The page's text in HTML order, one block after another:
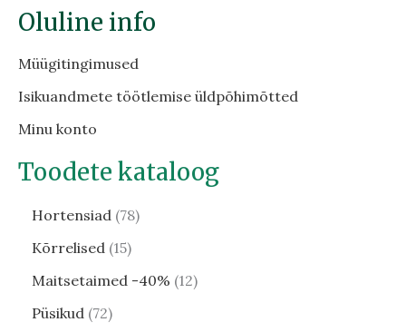
Oluline info
Müügitingimused
Isikuandmete töötlemise üldpõhimõtted
Minu konto
Toodete kataloog
Hortensiad 78
Kõrrelised 15
Maitsetaimed -40% 12
Püsikud 72